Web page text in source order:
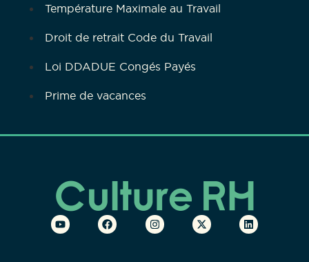
Température Maximale au Travail
Droit de retrait Code du Travail
Loi DDADUE Congés Payés
Prime de vacances